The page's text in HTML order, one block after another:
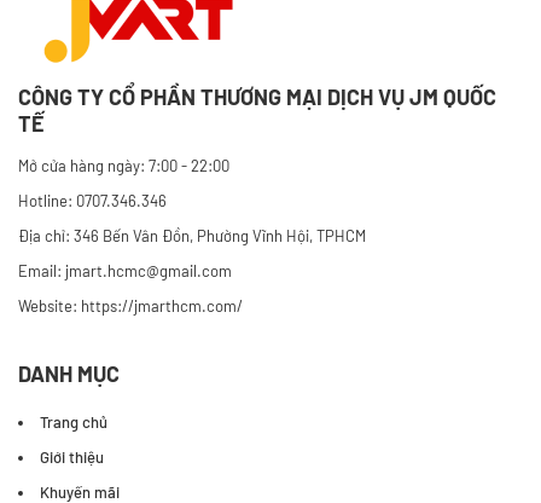
CÔNG TY CỔ PHẦN THƯƠNG MẠI DỊCH VỤ JM QUỐC
TẾ
Mở cửa hàng ngày: 7:00 - 22:00
Hotline: 0707.346.346
Địa chỉ: 346 Bến Vân Đồn, Phường Vĩnh Hội, TPHCM
Email: jmart.hcmc@gmail.com
Website: https://jmarthcm.com/
DANH MỤC
Trang chủ
Giới thiệu
Khuyến mãi